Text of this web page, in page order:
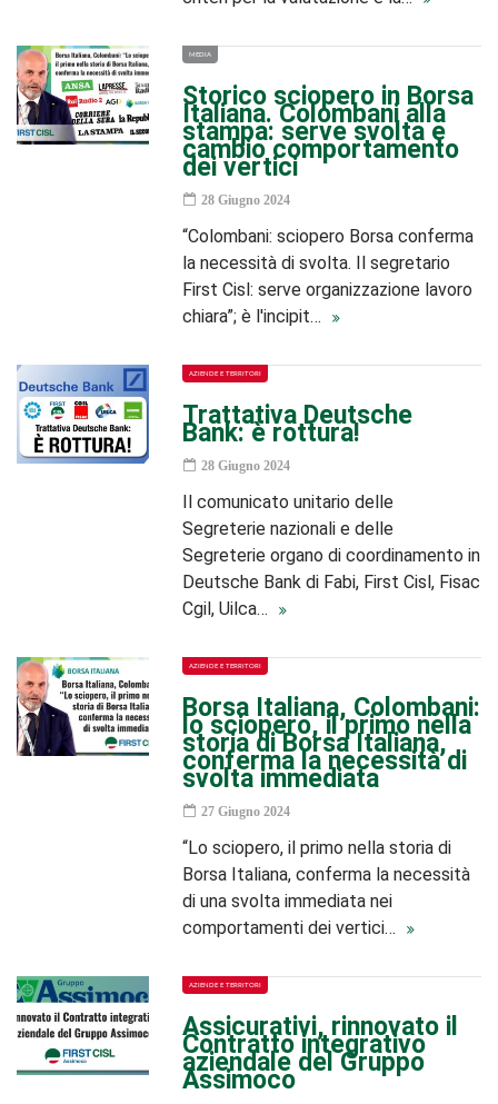
MEDIA
Storico sciopero in Borsa
Italiana. Colombani alla
stampa: serve svolta e
cambio comportamento
dei vertici
28 Giugno 2024
“Colombani: sciopero Borsa conferma
la necessità di svolta. Il segretario
First Cisl: serve organizzazione lavoro
chiara”; è l'incipit…
AZIENDE E TERRITORI
Trattativa Deutsche
Bank: è rottura!
28 Giugno 2024
Il comunicato unitario delle
Segreterie nazionali e delle
Segreterie organo di coordinamento in
Deutsche Bank di Fabi, First Cisl, Fisac
Cgil, Uilca…
AZIENDE E TERRITORI
Borsa Italiana, Colombani:
lo sciopero, il primo nella
storia di Borsa Italiana,
conferma la necessità di
svolta immediata
27 Giugno 2024
“Lo sciopero, il primo nella storia di
Borsa Italiana, conferma la necessità
di una svolta immediata nei
comportamenti dei vertici…
AZIENDE E TERRITORI
Assicurativi, rinnovato il
Contratto integrativo
aziendale del Gruppo
Assimoco